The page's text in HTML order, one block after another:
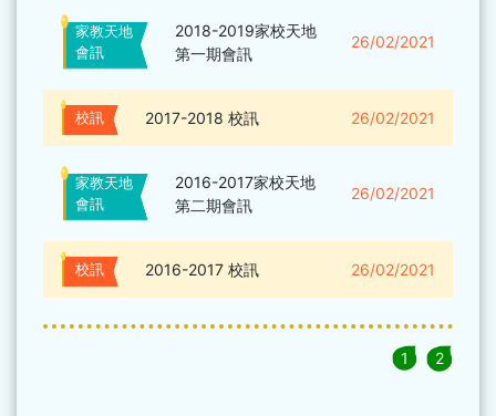
家教天地
會訊
2018-2019家校天地
第一期會訊
26/02/2021
校訊 2017-2018 校訊 26/02/2021
家教天地
會訊
2016-2017家校天地
第二期會訊
26/02/2021
校訊 2016-2017 校訊 26/02/2021
1 2